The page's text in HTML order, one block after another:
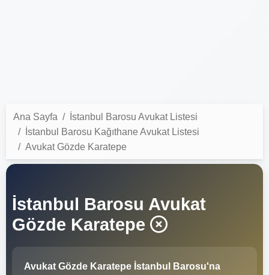
Ana Sayfa
İstanbul Barosu Avukat Listesi
İstanbul Barosu Kağıthane Avukat Listesi
Avukat Gözde Karatepe
İstanbul Barosu Avukat
Gözde Karatepe
Avukat Gözde Karatepe İstanbul Barosu'na